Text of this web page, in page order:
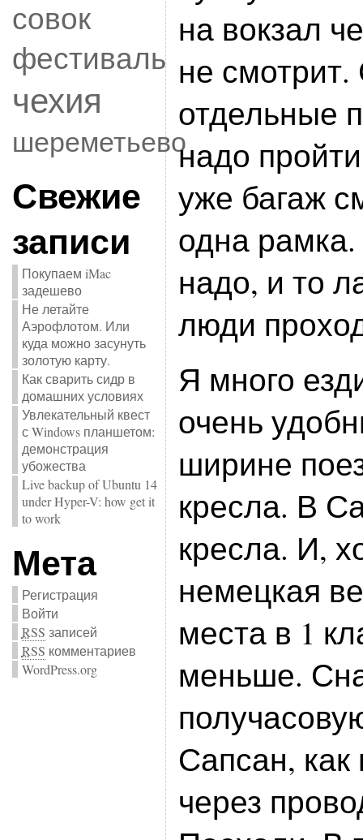
совок
фестиваль
чехия
шереметьево
Свежие
записи
Покупаем iMac
задешево
Не летайте
Аэрофлотом. Или
куда можно засунуть
золотую карту.
Как сварить сидр в
домашних условиях
Увлекательный квест
с Windows планшетом:
демонстрация
убожества
Live backup of Ubuntu 14
under Hyper-V: how get it
to work
Мета
Регистрация
Войти
RSS записей
RSS комментариев
WordPress.org
на вокзал
не
отдельные
надо
уже багаж
одна
надо, и то
люди
Я много
очень
ширине
кресла. В
кресла. И,
немецкая
места в 1
меньше.
Сапсан,
через